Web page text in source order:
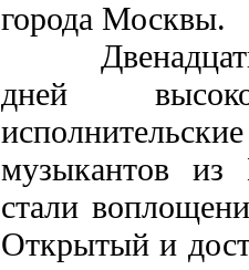
города Москвы.
Двенадцать
дней
музыкантов из
стали
Открытый и